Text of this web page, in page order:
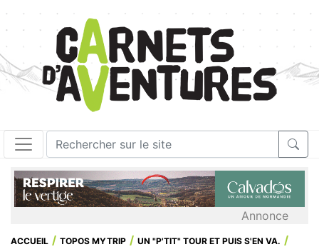
Annonce
ACCUEIL TOPOS MYTRIP
UN "P'TIT" TOUR ET PUIS S'EN VA.